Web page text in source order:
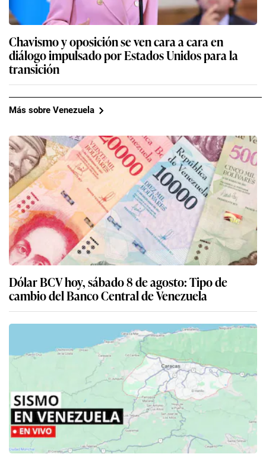
Chavismo y oposición se ven cara a cara en
diálogo impulsado por Estados Unidos para la
transición
Más sobre Venezuela
Dólar BCV hoy, sábado 8 de agosto: Tipo de
cambio del Banco Central de Venezuela